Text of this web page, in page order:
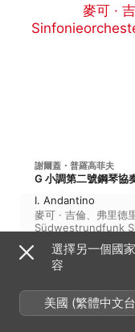
麥可 ·
謝爾蓋・普羅高菲夫
G 小調第二號鋼琴協
I. Andantino
麥可 · 吉倫、 弗里德
Südwestrundfunk
Baden-Baden
II. Scherzo. Vivace
弗里德里希 · 伍爾
Baden-Baden
III. Intermezzo.
選擇另一個國
容
美國 (繁體中文